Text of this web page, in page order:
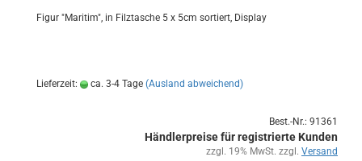
Figur "Ma­ri­tim", in Filz­ta­sche 5 x 5cm sor­tiert, Dis­play
Lieferzeit: ca. 3-4 Tage (Ausland abweichend)
Best.-Nr.: 91361
Händlerpreise für registrierte Kunden
zzgl. 19% MwSt. zzgl. Versand